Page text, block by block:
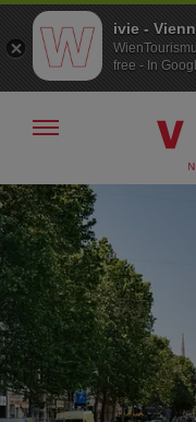
Přejít
na
procházení
Přejít
k obsahu
Zobrazit/skrýt
ivie -
free - In